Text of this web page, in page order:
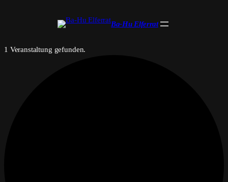
Ba-Hu Elferrat
1 Veranstaltung gefunden.